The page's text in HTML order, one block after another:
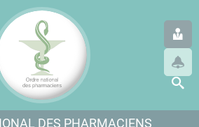
DES PHARMACIENS
cookies